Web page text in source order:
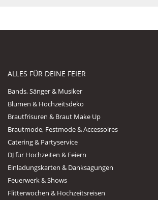
ALLES FÜR DEINE FEIER
Bands, Sänger & Musiker
Blumen & Hochzeitsdeko
Brautfrisuren & Braut Make Up
Brautmode, Festmode & Accessoires
Catering & Partyservice
DJ für Hochzeiten & Feiern
Einladungskarten & Danksagungen
Feuerwerk & Shows
Flitterwochen & Hochzeitsreisen